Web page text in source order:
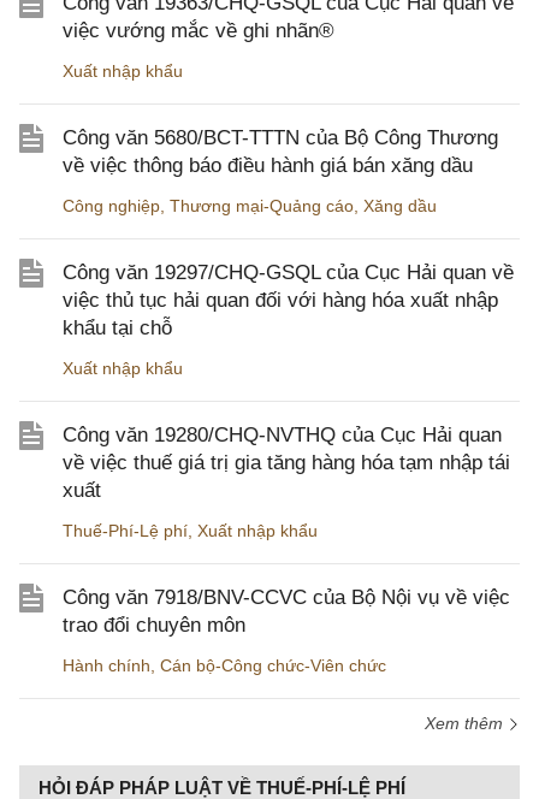
việc vướng mắc về ghi nhãn®
Xuất nhập khẩu
Công văn 5680/BCT-TTTN của Bộ Công Thương
về việc thông báo điều hành giá bán xăng dầu
Công nghiệp Thương mại-Quảng cáo Xăng dầu
Công văn 19297/CHQ-GSQL của Cục Hải quan về
việc thủ tục hải quan đối với hàng hóa xuất nhập
khẩu tại chỗ
Xuất nhập khẩu
Công văn 19280/CHQ-NVTHQ của Cục Hải quan
về việc thuế giá trị gia tăng hàng hóa tạm nhập tái
xuất
Thuế-Phí-Lệ phí Xuất nhập khẩu
Công văn 7918/BNV-CCVC của Bộ Nội vụ về việc
trao đổi chuyên môn
Hành chính Cán bộ-Công chức-Viên chức
Xem thêm
HỎI ĐÁP PHÁP LUẬT VỀ THUẾ-PHÍ-LỆ PHÍ